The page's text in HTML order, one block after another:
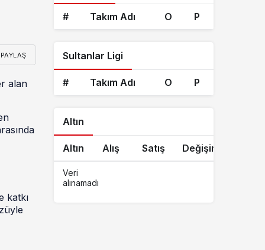
PAYLAŞ
alan
katkı
# Takım Adı O P
Sultanlar Ligi
# Takım Adı O P
Altın
Altın Alış Satış Değişim
Veri
alınamadı